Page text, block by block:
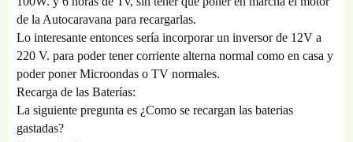
de la Autocaravana para recargarlas.
Lo interesante entonces sería incorporar un inversor de 12V a
220 V. para poder tener corriente alterna normal como en casa y
poder poner Microondas o TV normales.
Recarga de las Baterías:
La siguiente pregunta es ¿Como se recargan las baterias
gastadas?